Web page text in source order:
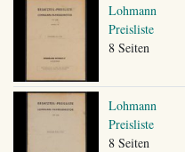
Lohmann
Preisliste
8 Seiten
Lohmann
Preisliste
8 Seiten